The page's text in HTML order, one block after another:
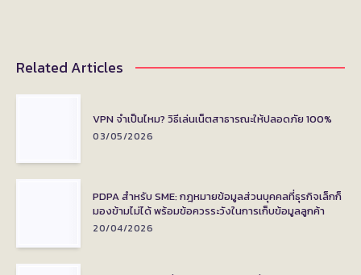
Related Articles
VPN จำเป็นไหม? วิธีเล่นเน็ตสาธารณะให้ปลอดภัย 100%
03/05/2026
PDPA สำหรับ SME: กฎหมายข้อมูลส่วนบุคคลที่ธุรกิจเล็กก็
มองข้ามไม่ได้ พร้อมข้อควรระวังในการเก็บข้อมูลลูกค้า
20/04/2026